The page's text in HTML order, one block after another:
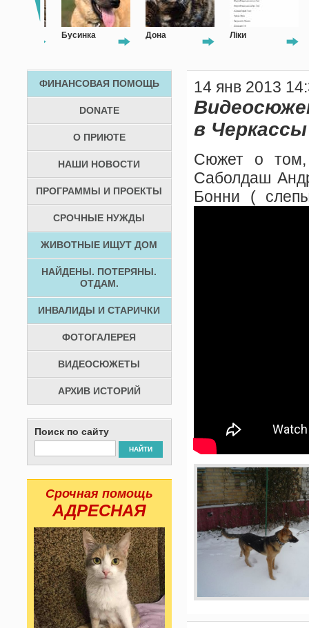
Бусинка Дона Ліки
ФИНАНСОВАЯ ПОМОЩЬ
DONATE
О ПРИЮТЕ
НАШИ НОВОСТИ
ПРОГРАММЫ И ПРОЕКТЫ
СРОЧНЫЕ НУЖДЫ
ЖИВОТНЫЕ ИЩУТ ДОМ
НАЙДЕНЫ. ПОТЕРЯНЫ.
ОТДАМ.
ИНВАЛИДЫ И СТАРИЧКИ
ФОТОГАЛЕРЕЯ
ВИДЕОСЮЖЕТЫ
АРХИВ ИСТОРИЙ
Поиск по сайту
НАЙТИ
Срочная помощь
АДРЕСНАЯ
14 янв 2013
в
Сюжет о
Саболдаш
Бонни (